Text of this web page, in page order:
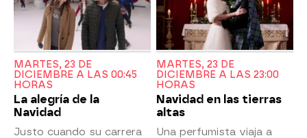
MARTES, 23 DE
DICIEMBRE A LAS 00:45
HORAS
La alegría de la
Navidad
Justo cuando su carrera
MARTES, 23 DE
DICIEMBRE A LAS 23:00
HORAS
Navidad en las tierras
altas
Una perfumista viaja a